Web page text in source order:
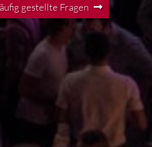
gestellte Fragen